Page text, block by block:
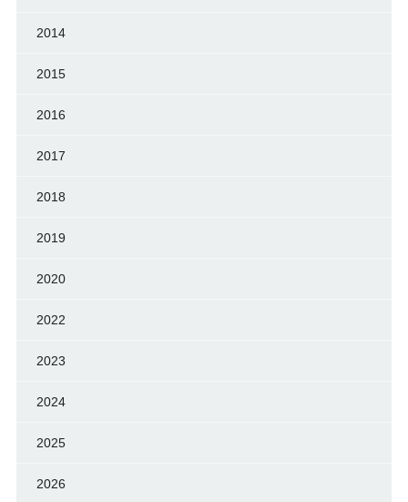
2014
2015
2016
2017
2018
2019
2020
2022
2023
2024
2025
2026